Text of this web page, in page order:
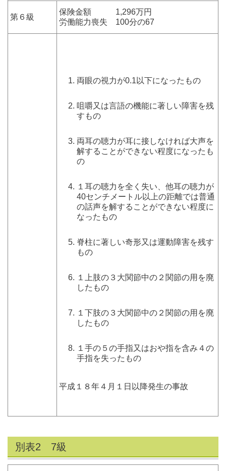
第６級
保険金額 1,296万円
労働能力喪失 100分の67
両眼の視力が0.1以下になったもの
咀嚼又は言語の機能に著しい障害を残
すもの
両耳の聴力が耳に接しなければ大声を
解することができない程度になったも
の
１耳の聴力を全く失い、他耳の聴力が
40センチメートル以上の距離では普通
の話声を解することができない程度に
なったもの
脊柱に著しい奇形又は運動障害を残す
もの
１上肢の３大関節中の２関節の用を廃
したもの
１下肢の３大関節中の２関節の用を廃
したもの
１手の５の手指又はおや指を含み４の
手指を失ったもの
平成１８年４月１日以降発生の事故
別表2 7級